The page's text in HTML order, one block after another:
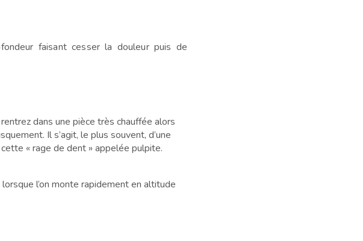
faisant cesser la douleur puis de
dans une pièce très chauffée alors
Il s’agit, le plus souvent, d’une
« rage de dent » appelée pulpite.
l’on monte rapidement en altitude